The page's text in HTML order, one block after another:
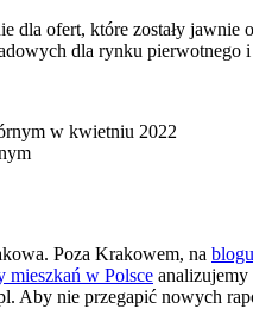
dla ofert, które zostały
dla rynku pierwotnego
Poza Krakowem, na
mieszkań w Polsce analizujemy
Aby nie przegapić nowych